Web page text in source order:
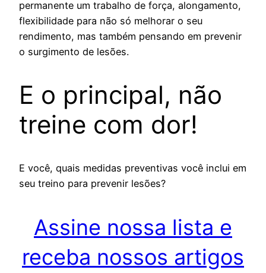
permanente um trabalho de força, alongamento,
flexibilidade para não só melhorar o seu
rendimento, mas também pensando em prevenir
o surgimento de lesões.
E o principal, não
treine com dor!
E você, quais medidas preventivas você inclui em
seu treino para prevenir lesões?
Assine nossa lista e
receba nossos artigos